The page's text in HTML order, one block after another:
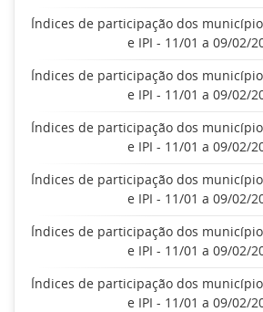
Índices de participação dos
e IPI - 11/01 a 09/02/
Índices de participação dos
e IPI - 11/01 a 09/02/
Índices de participação dos
e IPI - 11/01 a 09/02/
Índices de participação dos
e IPI - 11/01 a 09/02/
Índices de participação dos
e IPI - 11/01 a 09/02/
Índices de participação dos
e IPI - 11/01 a 09/02/